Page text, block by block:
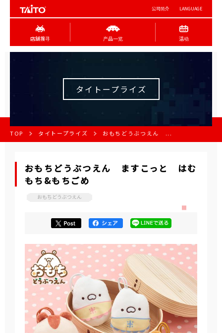
公司简介 LANGUAGE
店舖搜寻 产品一览 活动
タイトープライズ
TOP タイトープライズ おもちどうぶつえん ...
おもちどうぶつえん ますこっと はむ
もち&もちごめ
おもちどうぶつえん